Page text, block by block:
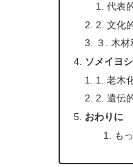
代表
2. 文化
３. 木材
ソメイヨ
1. 老木
2. 遺伝
おわりに
も